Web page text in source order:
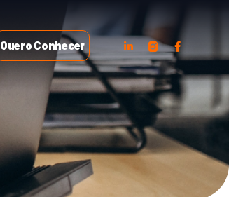
Quero Conhecer